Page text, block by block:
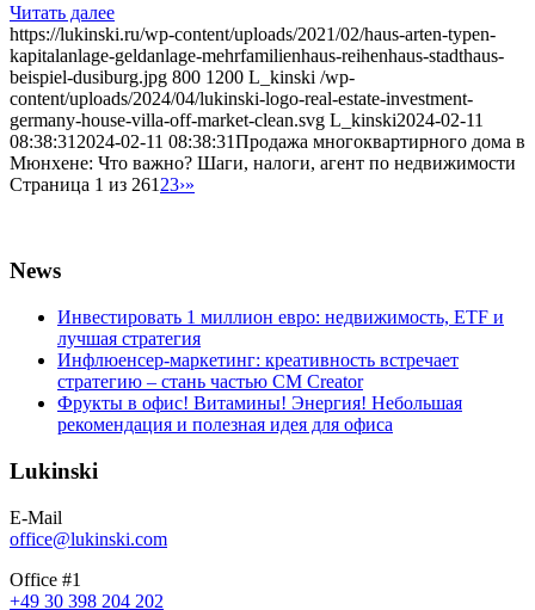
Читать далее
https://lukinski.ru/wp-content/uploads/2021/02/haus-arten-typen-
kapitalanlage-geldanlage-mehrfamilienhaus-reihenhaus-stadthaus-
beispiel-dusiburg.jpg 800 1200 L_kinski /wp-
content/uploads/2024/04/lukinski-logo-real-estate-investment-
germany-house-villa-off-market-clean.svg L_kinski2024-02-11
08:38:31 2024-02-11 08:38:31Продажа многоквартирного дома в
Мюнхене: Что важно? Шаги, налоги, агент по недвижимости
Страница 1 из 261 23›»
News
Инвестировать 1 миллион евро: недвижимость, ETF и
лучшая стратегия
Инфлюенсер-маркетинг: креативность встречает
стратегию – стань частью CM Creator
Фрукты в офис! Витамины! Энергия! Небольшая
рекомендация и полезная идея для офиса
Lukinski
E-Mail
office@lukinski.com
Office #1
+49 30 398 204 202